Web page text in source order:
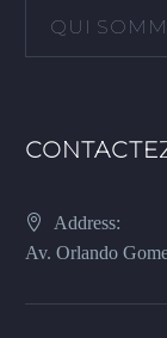
QUI
Address:
Av. Orlando